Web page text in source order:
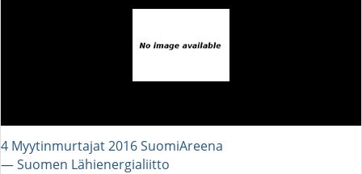
4 Myytinmurtajat 2016 SuomiAreena
― Suomen Lähienergialiitto